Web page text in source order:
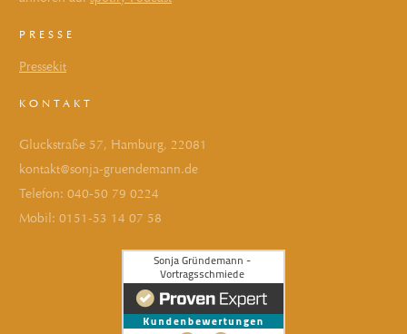
PRESSE
Pressekit
KONTAKT
Gluckstraße 57, Hamburg, 22081
kontakt@sonja-gruendemann.de
Telefon: 040-50 79 0224
Mobil: 0151-53 14 07 58